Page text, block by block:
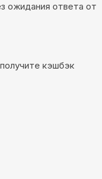
ожидания ответа от
кэшбэк